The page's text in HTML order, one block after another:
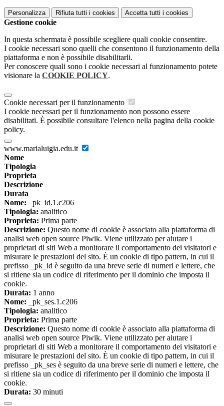
Personalizza Rifiuta tutti i cookies Accetta tutti i cookies
Gestione cookie
In questa schermata è possibile scegliere quali cookie consentire.
I cookie necessari sono quelli che consentono il funzionamento della
piattaforma e non è possibile disabilitarli.
Per conoscere quali sono i cookie necessari al funzionamento potete
visionare la COOKIE POLICY.
Cookie necessari per il funzionamento
I cookie necessari per il funzionamento non possono essere
disabilitati. È possibile consultare l'elenco nella pagina della cookie
policy.
www.marialuigia.edu.it
Nome
Tipologia
Proprieta
Descrizione
Durata
Nome: _pk_id.1.c206
Tipologia: analitico
Proprieta: Prima parte
Descrizione: Questo nome di cookie è associato alla piattaforma di
analisi web open source Piwik. Viene utilizzato per aiutare i
proprietari di siti Web a monitorare il comportamento dei visitatori e
misurare le prestazioni del sito. È un cookie di tipo pattern, in cui il
prefisso _pk_id è seguito da una breve serie di numeri e lettere, che
si ritiene sia un codice di riferimento per il dominio che imposta il
cookie.
Durata: 1 anno
Nome: _pk_ses.1.c206
Tipologia: analitico
Proprieta: Prima parte
Descrizione: Questo nome di cookie è associato alla piattaforma di
analisi web open source Piwik. Viene utilizzato per aiutare i
proprietari di siti Web a monitorare il comportamento dei visitatori e
misurare le prestazioni del sito. È un cookie di tipo pattern, in cui il
prefisso _pk_ses è seguito da una breve serie di numeri e lettere, che
si ritiene sia un codice di riferimento per il dominio che imposta il
cookie.
Durata: 30 minuti